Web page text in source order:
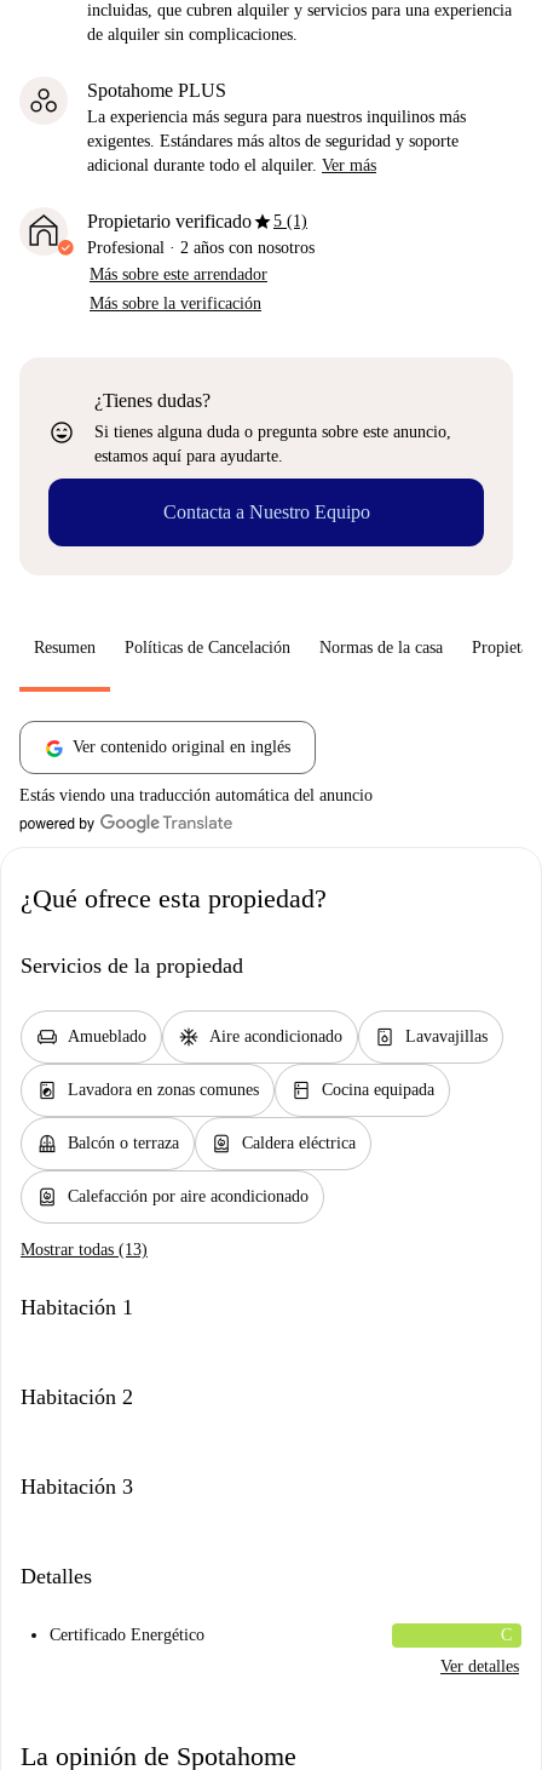
incluidas, que cubren alquiler y servicios para una experiencia
de alquiler sin complicaciones.
Spotahome PLUS
La experiencia más segura para nuestros inquilinos más
exigentes. Estándares más altos de seguridad y soporte
adicional durante todo el alquiler. Ver más
Propietario verificadostar5 (1)
Profesional · 2 años con nosotros
Más sobre este arrendador
Más sobre la verificación
sentiment_very_satisfied
¿Tienes dudas?
Si tienes alguna duda o pregunta sobre este anuncio,
estamos aquí para ayudarte.
Contacta a Nuestro Equipo
Resumen Políticas de Cancelación Normas de la casa
Ver contenido original en inglés
Estás viendo una traducción automática del anuncio
¿Qué ofrece esta propiedad?
Servicios de la propiedad
chair Amueblado ac_unit Aire acondicionado dishwasher_gen Lavavajillas
local_laundry_service Lavadora en zonas comunes kitchen Cocina equipada
balcony Balcón o terraza water_heater Caldera eléctrica
water_heater Calefacción por aire acondicionado
Mostrar todas (13)
Habitación 1
Habitación 2
Habitación 3
Detalles
Certificado Energético
C
Ver detalles
La opinión de Spotahome